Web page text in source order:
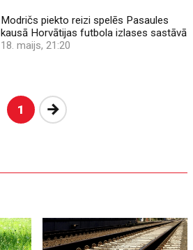
Modričs piekto reizi spelēs Pasaules
kausā Horvātijas futbola izlases sastāvā
18. maijs, 21:20
1 Nākošā